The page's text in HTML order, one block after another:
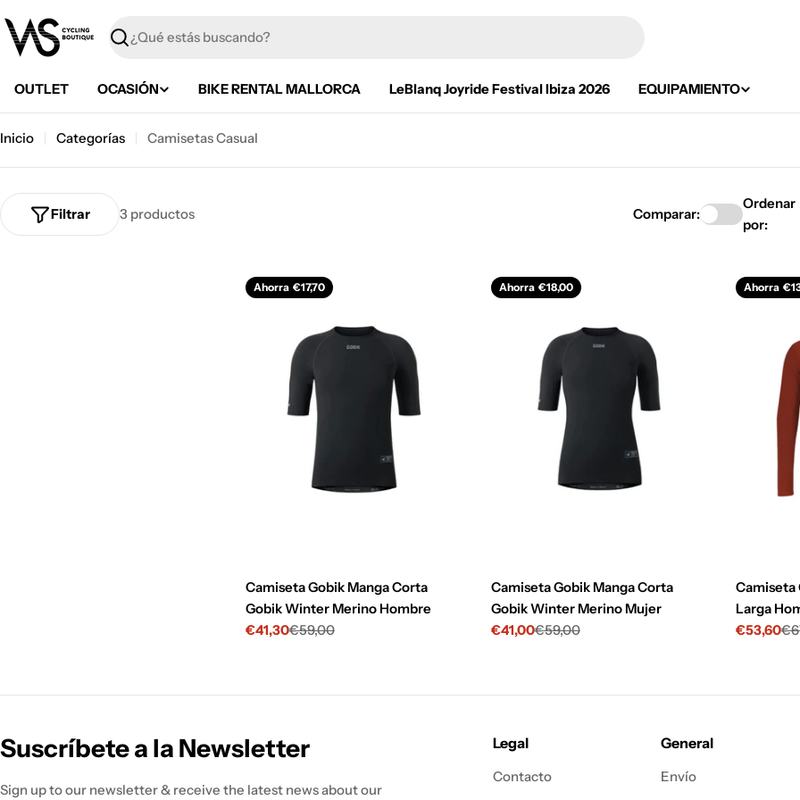
al
contenido
Buscar
OUTLET OCASIÓN BIKE RENTAL MALLORCA LeBlanq Joyride Festival Ibiza 2026 EQUIPAMIENTO
Inicio Categorías Camisetas Casual
3 productos
Filtrar Comparar:
Ordenar
por:
Ahorra €17,70
Camiseta Gobik Manga Corta
Gobik Winter Merino Hombre
Precio
€41,30
Precio€59,00
Ahorra €18,00
Camiseta Gobik Manga Corta
Gobik Winter Merino Mujer
Precio
€41,00
Precio€59,00
Ahorra
Camiseta
Larga
Precio
€53,60
Precio
Suscríbete a la Newsletter
Sign up to our newsletter & receive the latest news about our
Legal
Contacto
General
Envío